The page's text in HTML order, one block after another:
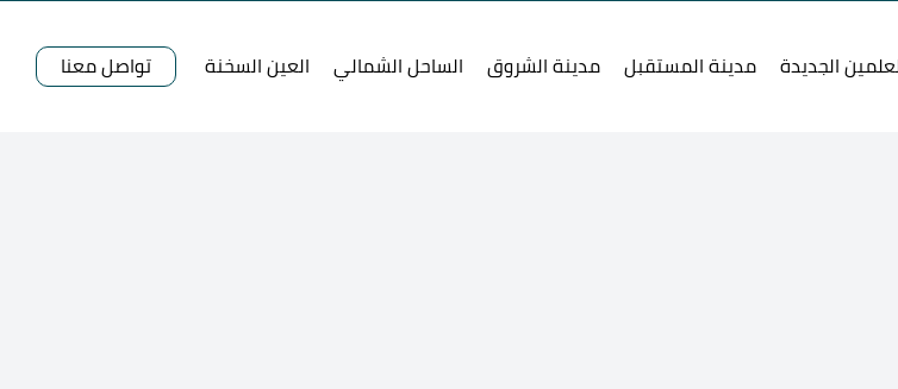
الجديدة مدينة المستقبل مدينة الشروق الساحل الشمالي العين السخنة تواصل معنا